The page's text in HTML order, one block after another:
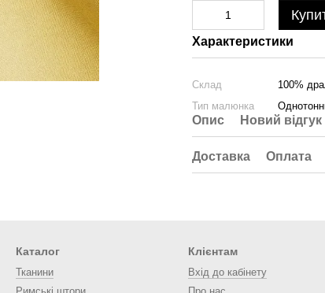
Характеристики
Склад
100%
Тип малюнка
Опис Новий
Доставка Оплата
Каталог
Тканини
Клієнтам
Вхід до кабінету